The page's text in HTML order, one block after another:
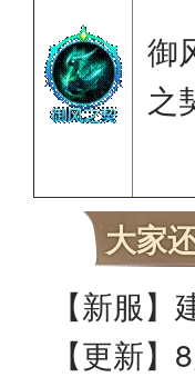
御
之
大家
【更新